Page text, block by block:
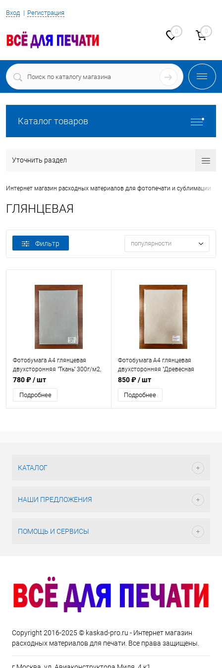
Вход Регистрация
0 0
Каталог товаров
Уточнить раздел
Интернет магазин расходных материалов для фотопечати и сублимации
ГЛЯНЦЕВАЯ
Фильтр популярности
Фотобумага А4 глянцевая
двухсторонняя "Ткань" 300г/м2,
50л.
780 ₽/ шт
Подробнее
Фотобумага А4 глянцевая
двухсторонняя "Древесная
кора" 300г/м2, 50л.
850 ₽/ шт
Подробнее
КАТАЛОГ
НАШИ ПРЕДЛОЖЕНИЯ
ПОМОЩЬ И СЕРВИСЫ
Copyright 2016-2025 © kaskad-pro.ru - Интернет магазин
расходных материалов для печати. Все права защищены.